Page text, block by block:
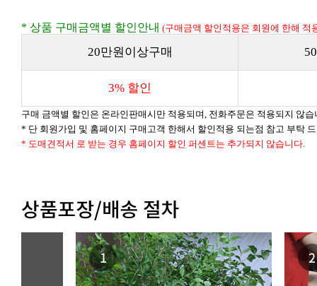
* 상품 구매금액별 할인안내 (구매금액 할인적용은 회원에 한해 적
20만원이상구매
3% 할인
구매 금액별 할인은 온라인판매시만 적용되며, 전화주문은 적용되지 않습
* 단 회원가입 및 홈페이지 구매고객 한해서 할인적용 되는점 참고 부탁
* 도매견적서 로 받는 경우 홈페이지 할인 퍼센트는 추가되지 않습니다.